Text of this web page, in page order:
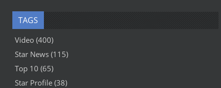
TAGS
Video (400)
Star News (115)
Top 10 (65)
Star Profile (38)